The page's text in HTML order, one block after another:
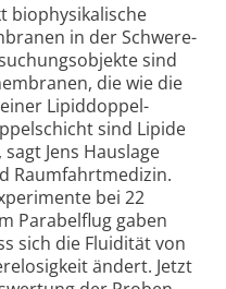
biophysika­lische
in der Schwere­
sind
die wie die
Lipiddoppel­
sind Lipide
Jens Haus­lage
Raumfahrt­medizin.
bei 22
Parabel­flug gaben
sich die Fluidität von
ändert. Jetzt